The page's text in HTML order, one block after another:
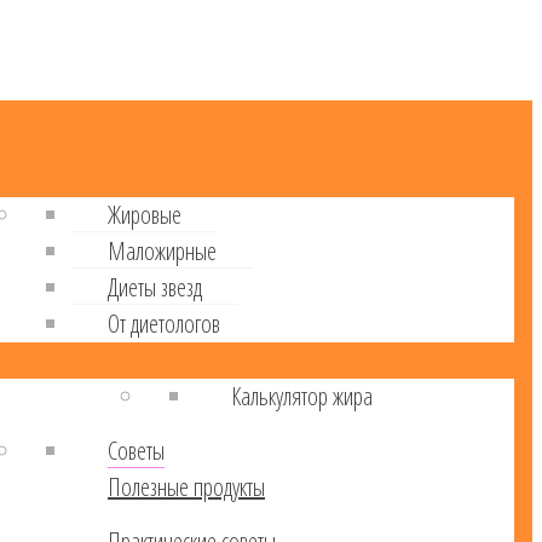
Жировые
Маложирные
Диеты звезд
От диетологов
Калькулятор жира
Советы
Полезные продукты